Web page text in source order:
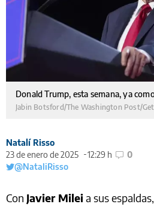
Donald Trump, esta semana, ya
Jabin Botsford/The Washington Post/
Natalí Risso
23 de enero de 2025
12:29 h
0
@NataliRisso
Con Javier Mileia sus